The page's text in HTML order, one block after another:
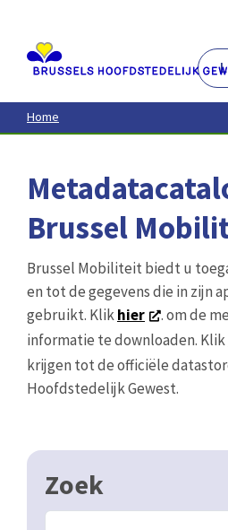
contenu
principal
Home
Brussel
Brussel Mobiliteit biedt u
en tot de gegevens die in zijn
gebruikt. Klikhier
. om de
informatie te downloaden. Klik
krijgen tot de officiële
Hoofdstedelijk Gewest.
Zoek